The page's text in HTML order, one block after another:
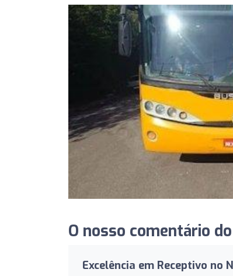
O nosso comentário
Excelência em Receptivo no